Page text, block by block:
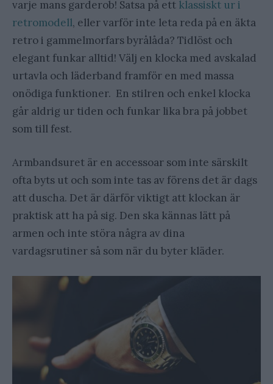
varje mans garderob! Satsa på ett klassiskt ur i
retromodell, eller varför inte leta reda på en äkta
retro i gammelmorfars byrålåda? Tidlöst och
elegant funkar alltid! Välj en klocka med avskalad
urtavla och läderband framför en med massa
onödiga funktioner. En stilren och enkel klocka
går aldrig ur tiden och funkar lika bra på jobbet
som till fest.
Armbandsuret är en accessoar som inte särskilt
ofta byts ut och som inte tas av förens det är dags
att duscha. Det är därför viktigt att klockan är
praktisk att ha på sig. Den ska kännas lätt på
armen och inte störa några av dina
vardagsrutiner så som när du byter kläder.